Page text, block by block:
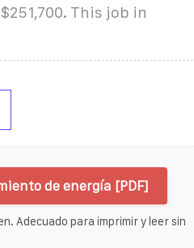
This job in
de energía [PDF]
Adecuado para imprimir y leer sin